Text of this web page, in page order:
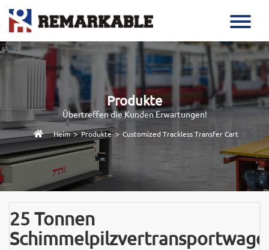
Produkte
Übertreffen die Kunden Erwartungen!
Heim > Produkte > Customized Trackless Transfer Cart
25 Tonnen